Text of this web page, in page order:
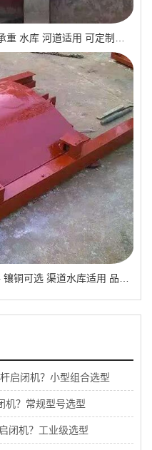
长春 3×3米铸铁闸门 超大规格 高承重 水库 河道适用 可定制｜一线实操优选，抗压稳如磐石
长春 1.2×1.2米铸铁闸门 中型规格 镶铜可选 渠道水库适用 品质有助于维持
启闭机？小型组合选型
机？常规型号选型
闭机？工业级选型